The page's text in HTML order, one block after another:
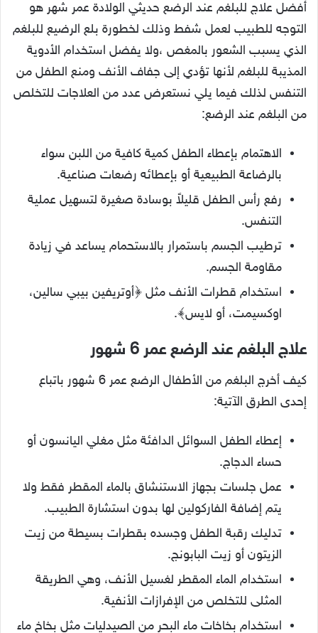
أفضل علاج للبلغم عند الرضع حديثي الولادة عمر شهر هو
التوجه للطبيب لعمل شفط وذلك لخطورة بلع الرضيع للبلغم
الذي يسبب الشعور بالمغص ،ولا يفضل استخدام الأدوية
المذيبة للبلغم لأنها تؤدي إلى جفاف الأنف ومنع الطفل من
التنفس لذلك فيما يلي نستعرض عدد من العلاجات للتخلص
من البلغم عند الرضع:
الاهتمام بإعطاء الطفل كمية كافية من اللبن سواء
بالرضاعة الطبيعية أو بإعطائه رضعات صناعية.
رفع رأس الطفل قليلاً بوسادة صغيرة لتسهيل عملية
التنفس.
ترطيب الجسم باستمرار بالاستحمام يساعد في زيادة
مقاومة الجسم.
استخدام قطرات الأنف مثل ﴿أوتريفين بيبي سالين،
اوكسيمت، أو لايس﴾.
علاج البلغم عند الرضع عمر 6 شهور
كيف أخرج البلغم من الأطفال الرضع عمر 6 شهور باتباع
إحدى الطرق الآتية:
إعطاء الطفل السوائل الدافئة مثل مغلي اليانسون أو
حساء الدجاج.
عمل جلسات بجهاز الاستنشاق بالماء المقطر فقط ولا
يتم إضافة الفاركولين لها بدون استشارة الطبيب.
تدليك رقبة الطفل وجسده بقطرات بسيطة من زيت
الزيتون أو زيت البابونج.
استخدام الماء المقطر لغسيل الأنف، وهي الطريقة
المثلى للتخلص من الإفرازات الأنفية.
استخدام بخاخات ماء البحر من الصيدليات مثل بخاخ ماء